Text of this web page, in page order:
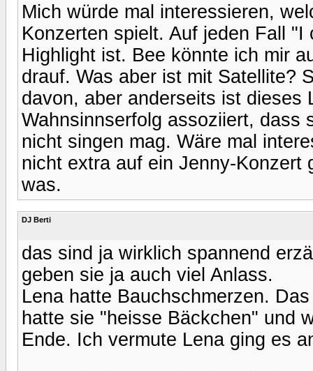
Mich würde mal interessieren,
Konzerten spielt. Auf jeden Fall
Highlight ist. Bee könnte ich mir
drauf. Was aber ist mit Satellite?
davon, aber anderseits ist dieses
Wahnsinnserfolg assoziiert, dass
nicht singen mag. Wäre mal
nicht extra auf ein Jenny-Konzert
was.
DJ Berti
das sind ja wirklich spannend
geben sie ja auch viel Anlass.
Lena hatte Bauchschmerzen.
hatte sie "heisse Bäckchen" und
Ende. Ich vermute Lena ging es